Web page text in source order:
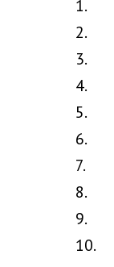
1.
2.
3.
4.
5.
6.
7.
8.
9.
10.